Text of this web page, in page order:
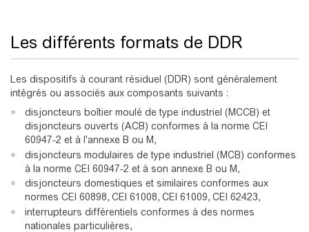
Les différents formats de DDR
Les dispositifs à courant résiduel (DDR) sont généralement
intégrés ou associés aux composants suivants :
disjoncteurs boîtier moulé de type industriel (MCCB) et
disjoncteurs ouverts (ACB) conformes à la norme CEI
60947-2 et à l'annexe B ou M,
disjoncteurs modulaires de type industriel (MCB) conformes
à la norme CEI 60947-2 et à son annexe B ou M,
disjoncteurs domestiques et similaires conformes aux
normes CEI 60898, CEI 61008, CEI 61009, CEI 62423,
interrupteurs différentiels conformes à des normes
nationales particulières,